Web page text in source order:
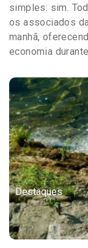
simples: sim.
os associados
manhã,
economia
Destaques